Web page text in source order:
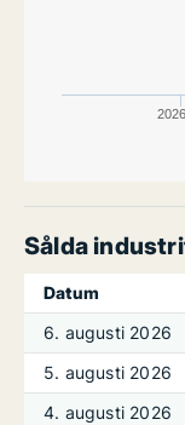
Sålda
Datum
6. augusti 2026
5. augusti 2026
4. augusti 2026